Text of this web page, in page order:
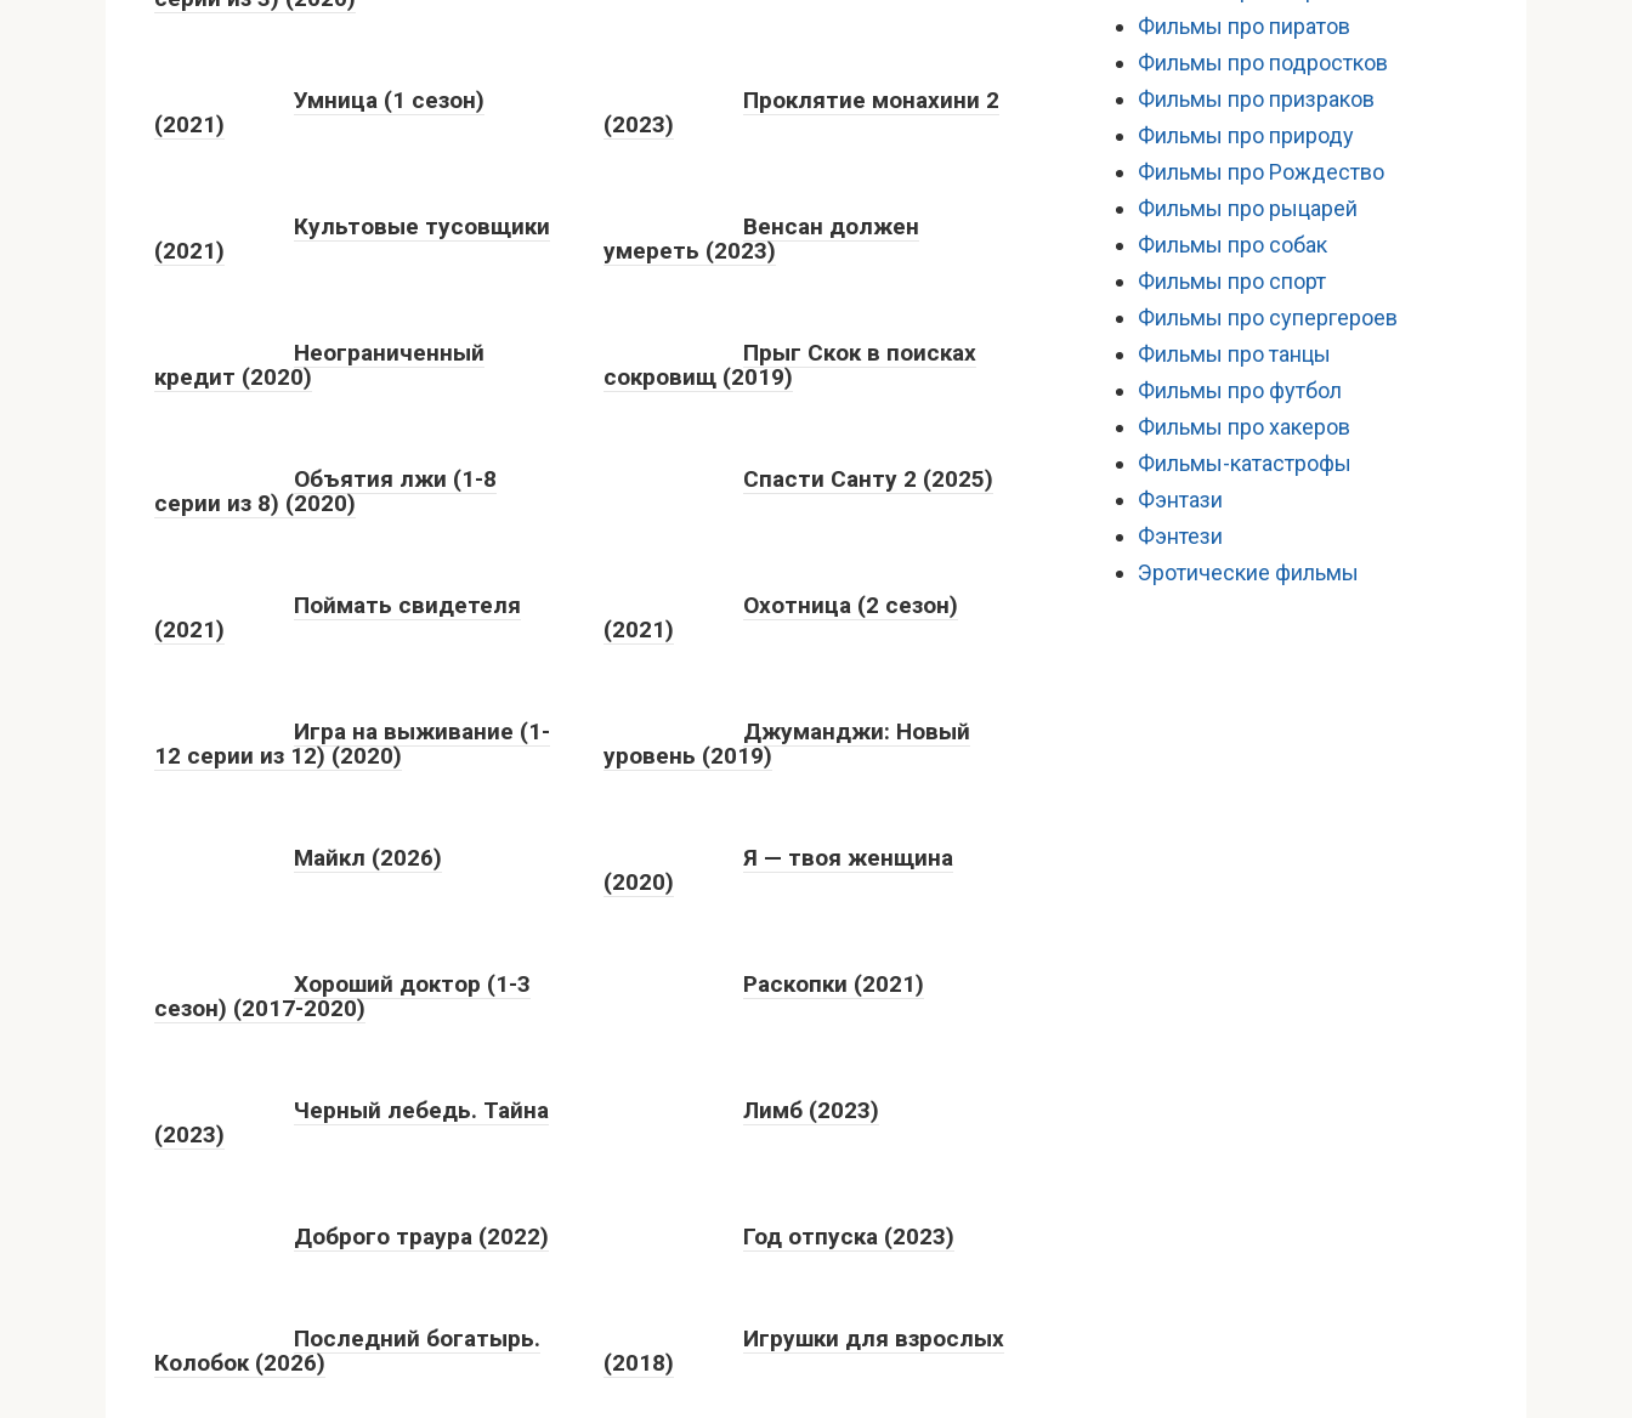
Умница (1 сезон)
(2021)
Проклятие монахини 2
(2023)
Культовые тусовщики
(2021)
Венсан должен
умереть (2023)
Неограниченный
кредит (2020)
Прыг Скок в поисках
сокровищ (2019)
Объятия лжи (1-8
серии из 8) (2020)
Спасти Санту 2 (2025)
Поймать свидетеля
(2021)
Охотница (2 сезон)
(2021)
Игра на выживание (1-
12 серии из 12) (2020)
Джуманджи: Новый
уровень (2019)
Майкл (2026)
Я — твоя женщина
(2020)
Хороший доктор (1-3
сезон) (2017-2020)
Раскопки (2021)
Черный лебедь. Тайна
(2023)
Лимб (2023)
Доброго траура (2022) Год отпуска (2023)
Последний богатырь.
Колобок (2026)
Игрушки для взрослых
(2018)
Фильмы про пиратов
Фильмы про подростков
Фильмы про призраков
Фильмы про природу
Фильмы про Рождество
Фильмы про рыцарей
Фильмы про собак
Фильмы про спорт
Фильмы про супергероев
Фильмы про танцы
Фильмы про футбол
Фильмы про хакеров
Фильмы-катастрофы
Фэнтази
Фэнтези
Эротические фильмы